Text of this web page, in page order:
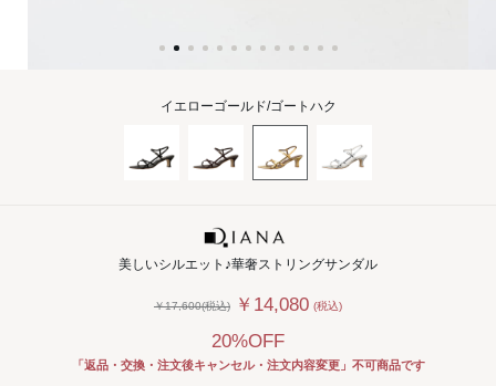
イエローゴールド/ゴートハク
美しいシルエット♪華奢ストリングサンダル
￥17,600(税込) ￥14,080 (税込)
20%OFF
「返品・交換・注文後キャンセル・注文内容変更」不可商品です